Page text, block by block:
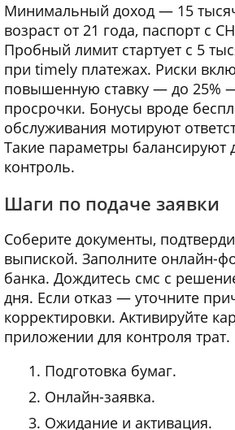
Минимальный доход — 15
возраст от 21 года, паспорт с
Пробный лимит стартует с 5
при timely платежах. Риски
повышенную ставку — до 25%
просрочки. Бонусы вроде
обслуживания мотируют
Такие параметры балансируют
контроль.
Шаги по подаче заявки
Соберите документы,
выпиской. Заполните онлайн-
банка. Дождитесь смс с
дня. Если отказ — уточните
корректировки. Активируйте
приложении для контроля трат.
Подготовка бумаг.
Онлайн-заявка.
Ожидание и активация.